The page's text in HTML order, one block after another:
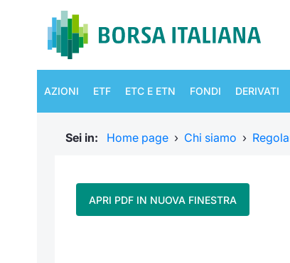
AZIONI ETF ETC E ETN FONDI DERIVATI
Sei in: Home page › Chi siamo ›
APRI PDF IN NUOVA FINESTRA